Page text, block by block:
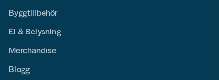
Byggtillbehör
El & Belysning
Merchandise
Blogg